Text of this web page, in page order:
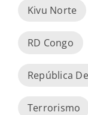
Kivu Norte
RD Congo
República
Terrorismo